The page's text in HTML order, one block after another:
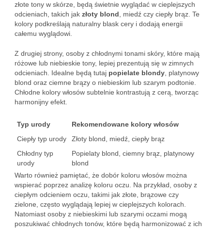
złote tony w skórze, będą świetnie wyglądać w cieplejszych
odcieniach, takich jak złoty blond , miedź czy ciepły brąz. Te
kolory podkreślają naturalny blask cery i dodają energii
całemu wyglądowi.
Z drugiej strony, osoby z chłodnymi tonami skóry, które mają
różowe lub niebieskie tony, lepiej prezentują się w zimnych
odcieniach. Idealne będą tutaj popielate blondy , platynowy
blond oraz ciemne brązy o niebieskim lub szarym podtonie.
Chłodne kolory włosów subtelnie kontrastują z cerą, tworząc
harmonijny efekt.
Typ urody
Rekomendowane kolory włosów
Ciepły typ urody
Złoty blond, miedź, ciepły brąz
Chłodny typ
urody
Popielaty blond, ciemny brąz, platynowy
blond
Warto również pamiętać, że dobór koloru włosów można
wspierać poprzez analizę koloru oczu. Na przykład, osoby z
ciepłym odcieniem oczu, takimi jak złote, brązowe czy
zielone, często wyglądają lepiej w cieplejszych kolorach.
Natomiast osoby z niebieskimi lub szarymi oczami mogą
poszukiwać chłodnych tonów, które będą harmonizować z ich